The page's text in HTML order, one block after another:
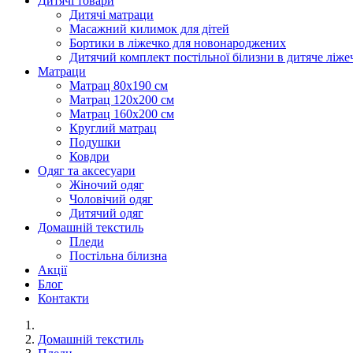
Дитячі матраци
Масажний килимок для дітей
Бортики в ліжечко для новонароджених
Дитячий комплект постільної білизни в дитяче
Матраци
Матрац 80х190 см
Матрац 120х200 см
Матрац 160х200 см
Круглий матрац
Подушки
Ковдри
Одяг та аксесуари
Жіночий одяг
Чоловічий одяг
Дитячий одяг
Домашній текстиль
Пледи
Постільна білизна
Акції
Блог
Контакти
Домашній текстиль